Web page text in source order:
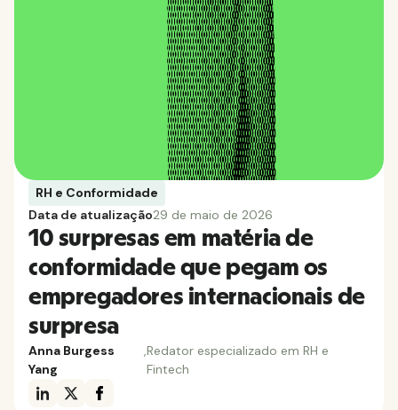
RH e Conformidade
Data de atualização29 de maio de 2026
10 surpresas em matéria de
conformidade que pegam os
empregadores internacionais de
surpresa
Anna Burgess
Yang
,Redator especializado em RH e
Fintech